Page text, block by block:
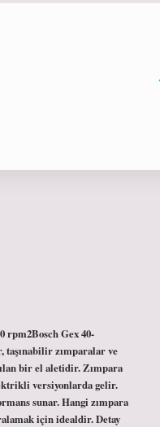
rpm2Bosch Gex 40-
taşınabilir zımparalar ve
bir el aletidir. Zımpara
versiyonlarda gelir.
sunar. Hangi zımpara
için idealdir. Detay